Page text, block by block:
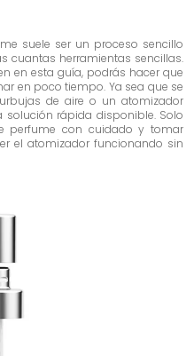
suele ser un proceso sencillo
cuantas herramientas sencillas.
en esta guía, podrás hacer que
en poco tiempo. Ya sea que se
de aire o un atomizador
solución rápida disponible. Solo
perfume con cuidado y tomar
el atomizador funcionando sin